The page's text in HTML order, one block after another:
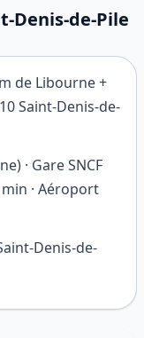
Denis-de-Pile
de Libourne +
Saint-Denis-de-
· Gare SNCF
· Aéroport
Denis-de-